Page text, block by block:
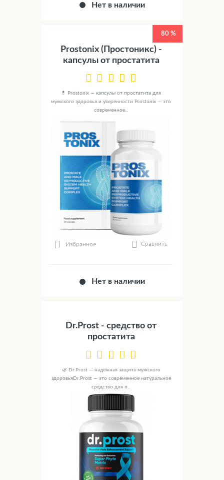
Нет в наличии
80 %
Prostonix (Простоникс) -
капсулы от простатита
💊 Prostonix — капсулы от простатита для
мужского здоровья и уверенности Prostonix — это
современное...
Избранное Сравнить
Нет в наличии
Dr.Prost - средство от
простатита
🌿 Dr.Prost — надёжная защита мужского
здоровьяDr.Prost — это современное натуральное
средство для п...